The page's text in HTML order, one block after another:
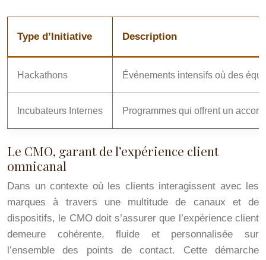
Type d’Initiative Description
Hackathons Événements intensifs où des
Incubateurs Internes Programmes qui offrent un
Le CMO, garant de l’expérience client
omnicanal
Dans un contexte où les clients interagissent avec les
marques à travers une multitude de canaux et de
dispositifs, le CMO doit s’assurer que l’expérience client
demeure cohérente, fluide et personnalisée sur
l’ensemble des points de contact. Cette démarche